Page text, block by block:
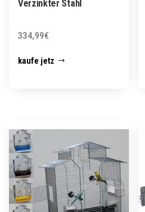
Verzinkter Stahl
334,99€
kaufe jetz